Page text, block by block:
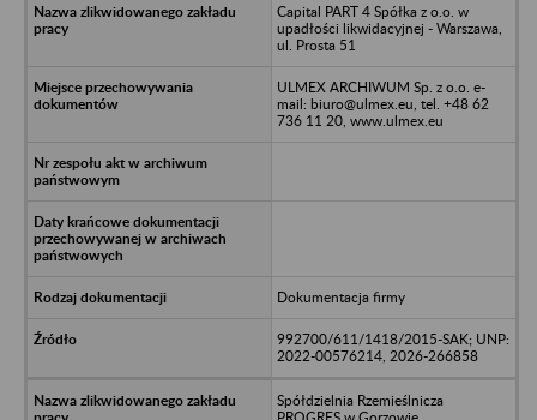
Capital PART 4 Spółka z o.o. w
upadłości likwidacyjnej - Warszawa,
ul. Prosta 51
ULMEX ARCHIWUM Sp. z o.o. e-
mail: biuro@ulmex.eu, tel. +48 62
736 11 20, www.ulmex.eu
Dokumentacja firmy
992700/611/1418/2015-SAK; UNP:
2022-00576214, 2026-266858
Spółdzielnia Rzemieślnicza